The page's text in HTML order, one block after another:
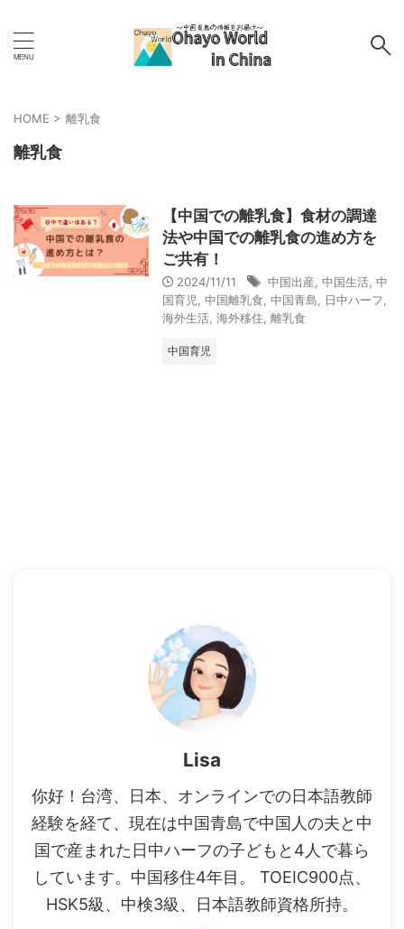
HOME > 離乳食
離乳食
【中国での離乳食】食材の調達
法や中国での離乳食の進め方を
ご共有！
2024/11/11 中国出産 中国生活 中
国育児
中国離乳食 中国青島 日中ハーフ
海外生活 海外移住 離乳食
中国育児
Lisa
你好！台湾、日本、オンラインでの日本語教師
経験を経て、現在は中国青島で中国人の夫と中
国で産まれた日中ハーフの子どもと4人で暮ら
しています。中国移住4年目。 TOEIC900点、
HSK5級、中検3級、日本語教師資格所持。